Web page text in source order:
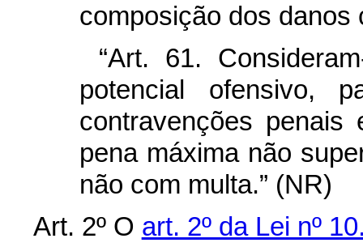
composição dos danos
“Art. 61.
potencial ofensivo,
contravenções
pena máxima não
não com multa.” (NR)
Art. 2º O art. 2º da Lei nº